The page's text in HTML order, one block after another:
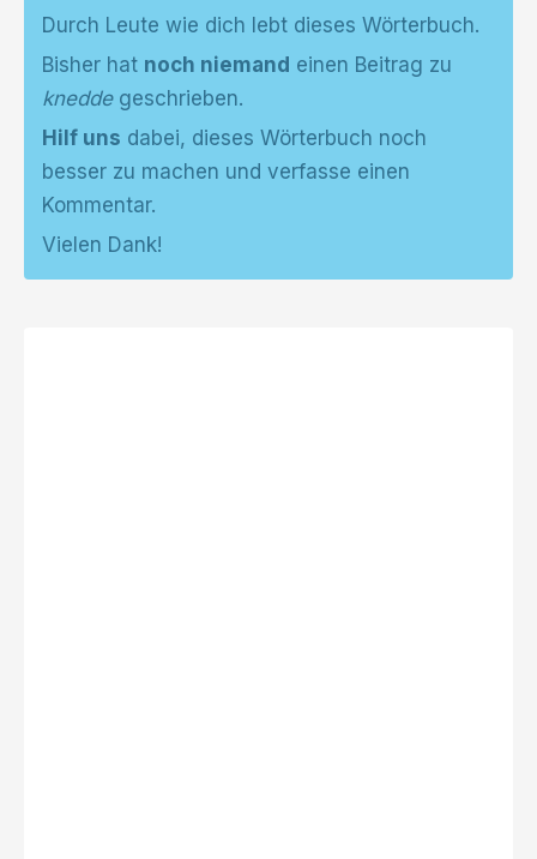
Durch Leute wie dich lebt dieses Wörterbuch.
Bisher hat noch niemand einen Beitrag zu
kneddegeschrieben.
Hilf uns dabei, dieses Wörterbuch noch
besser zu machen und verfasse einen
Kommentar.
Vielen Dank!